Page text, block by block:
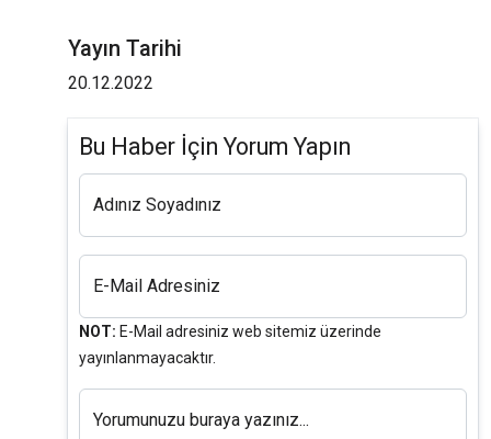
Yayın Tarihi
20.12.2022
Bu Haber İçin Yorum Yapın
Adınız Soyadınız
E-Mail Adresiniz
NOT: E-Mail adresiniz web sitemiz üzerinde
yayınlanmayacaktır.
Yorumunuzu buraya yazınız...